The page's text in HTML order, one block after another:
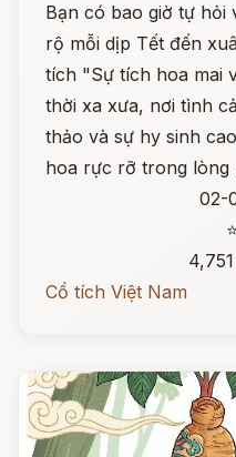
Bạn có bao giờ tự hỏi
rộ mỗi dịp Tết đến
tích "Sự tích hoa mai
thời xa xưa, nơi tình
thảo và sự hy sinh
hoa rực rỡ trong lòng
02-
Cổ tích Việt Nam